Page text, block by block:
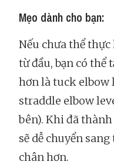
Mẹo dành cho bạn:
Nếu chưa thể
từ đầu, bạn có thể
hơn là tuck elbow
straddle elbow
bên). Khi đã
sẽ dễ chuyển
chân hơn.